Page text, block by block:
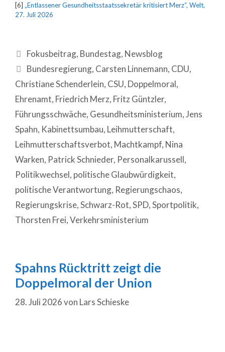
[6] „Entlassener Gesundheitsstaatssekretär kritisiert Merz“, Welt,
27. Juli 2026
Fokusbeitrag, Bundestag, Newsblog
Bundesregierung, Carsten Linnemann, CDU,
Christiane Schenderlein, CSU, Doppelmoral,
Ehrenamt, Friedrich Merz, Fritz Güntzler,
Führungsschwäche, Gesundheitsministerium,Jens
Spahn, Kabinettsumbau, Leihmutterschaft,
Leihmutterschaftsverbot, Machtkampf, Nina
Warken, Patrick Schnieder, Personalkarussell,
Politikwechsel, politische Glaubwürdigkeit,
politische Verantwortung, Regierungschaos,
Regierungskrise,Schwarz-Rot,SPD,Sportpolitik,
Thorsten Frei,Verkehrsministerium
Spahns Rücktritt zeigt die
Doppelmoral der Union
28. Juli 2026von Lars Schieske